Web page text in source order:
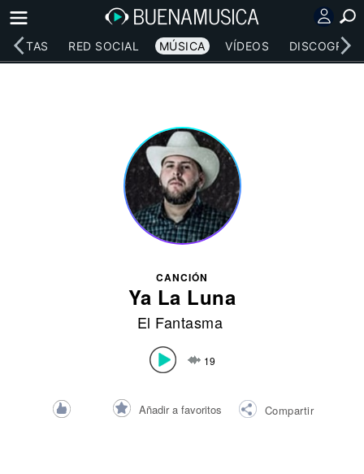
RED SOCIAL MÚSICA VÍDEOS
CANCIÓN
Ya La Luna
El Fantasma
19
Añadir a favoritos Compartir